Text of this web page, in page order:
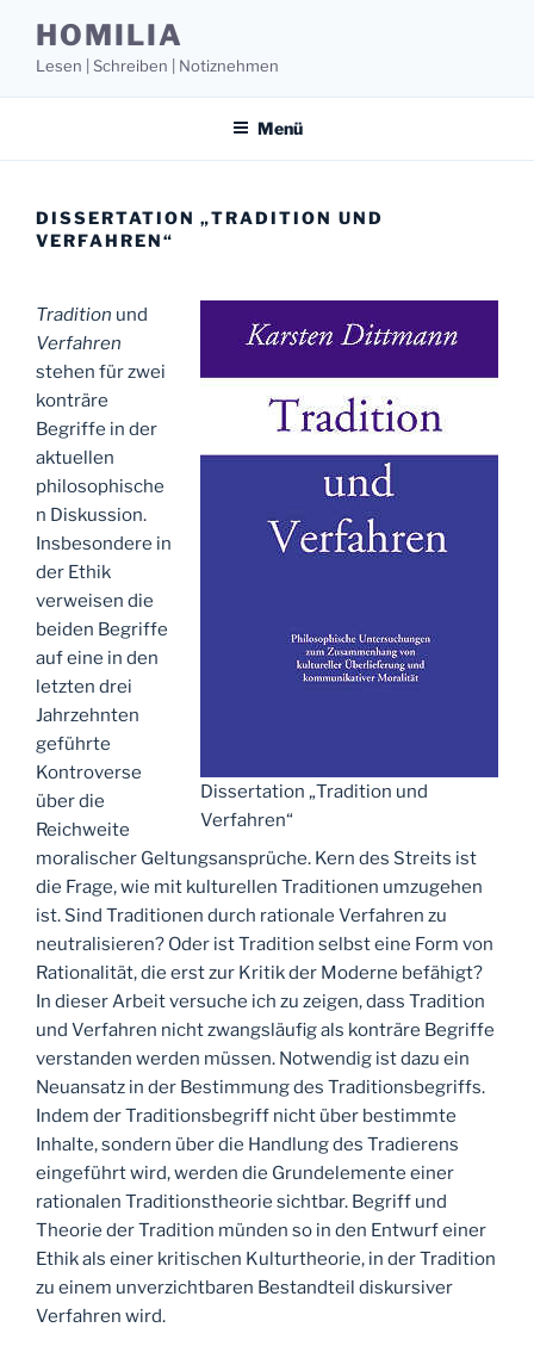
Inhalt
springen
HOMILIA
Lesen | Schreiben | Notiznehmen
Menü
DISSERTATION „TRADITION UND
VERFAHREN“
Dissertation „Tradition und
Verfahren“
Tradition und
Verfahren
stehen für zwei
konträre
Begriffe in der
aktuellen
philosophische
n Diskussion.
Insbesondere in
der Ethik
verweisen die
beiden Begriffe
auf eine in den
letzten drei
Jahrzehnten
geführte
Kontroverse
über die
Reichweite
moralischer Geltungsansprüche. Kern des Streits ist
die Frage, wie mit kulturellen Traditionen umzugehen
ist. Sind Traditionen durch rationale Verfahren zu
neutralisieren? Oder ist Tradition selbst eine Form von
Rationalität, die erst zur Kritik der Moderne befähigt?
In dieser Arbeit versuche ich zu zeigen, dass Tradition
und Verfahren nicht zwangsläufig als konträre Begriffe
verstanden werden müssen. Notwendig ist dazu ein
Neuansatz in der Bestimmung des Traditionsbegriffs.
Indem der Traditionsbegriff nicht über bestimmte
Inhalte, sondern über die Handlung des Tradierens
eingeführt wird, werden die Grundelemente einer
rationalen Traditionstheorie sichtbar. Begriff und
Theorie der Tradition münden so in den Entwurf einer
Ethik als einer kritischen Kulturtheorie, in der Tradition
zu einem unverzichtbaren Bestandteil diskursiver
Verfahren wird.